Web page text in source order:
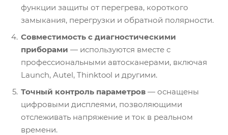
функции защиты от перегрева, короткого
замыкания, перегрузки и обратной полярности.
Совместимость с диагностическими
приборами — используются вместе с
профессиональными автосканерами, включая
Launch, Autel, Thinktool и другими.
Точный контроль параметров — оснащены
цифровыми дисплеями, позволяющими
отслеживать напряжение и ток в реальном
времени.